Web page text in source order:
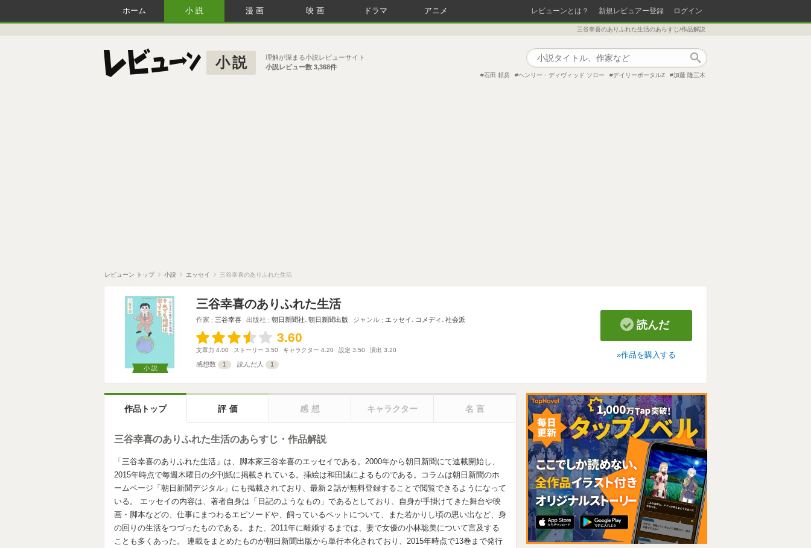
ホーム 小説 漫画 映画 ドラマ アニメ レビューンとは？ 新規レビュアー登録 ログイン
三谷幸喜のありふれた生活のあらすじ/作品解説
小説
理解が深まる小説レビューサイト
小説レビュー数 3,368件
石田 頼房 ヘンリー・ディヴィッド ソロー デイリーポータルZ 加藤 隆三木
レビューン トップ 小説 エッセイ 三谷幸喜のありふれた生活
小説
三谷幸喜のありふれた生活
作家 三谷幸喜 出版社 朝日新聞社､ 朝日新聞出版 ジャンル エッセイ､ コメディ､ 社会派
3.60
3.60
文章力 4.00 ストーリー 3.50 キャラクター 4.20 設定 3.50 演出 3.20
感想数 1 読んだ人 1
読んだ
作品を購入する
作品トップ 評価 感想 キャラクター 名言
三谷幸喜のありふれた生活のあらすじ・作品解説
「三谷幸喜のありふれた生活」は、脚本家三谷幸喜のエッセイである。2000年から朝日新聞にて連載開始し、
2015年時点で毎週木曜日の夕刊紙に掲載されている。挿絵は和田誠によるものである。コラムは朝日新聞のホ
ームページ「朝日新聞デジタル」にも掲載されており、最新２話が無料登録することで閲覧できるようになって
いる。 エッセイの内容は、著者自身は「日記のようなもの」であるとしており、自身が手掛けてきた舞台や映
画・脚本などの、仕事にまつわるエピソードや、飼っているペットについて、また若かりし頃の思い出など、身
の回りの生活をつづったものである。また、2011年に離婚するまでは、妻で女優の小林聡美について言及する
ことも多くあった。 連載をまとめたものが朝日新聞出版から単行本化されており、2015年時点で13巻まで発行